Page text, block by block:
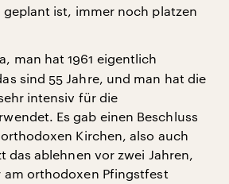
geplant ist, immer noch platzen
man hat 1961 eigentlich
sind 55 Jahre, und man hat die
intensiv für die
Es gab einen Beschluss
Kirchen, also auch
das ablehnen vor zwei Jahren,
am orthodoxen Pfingstfest